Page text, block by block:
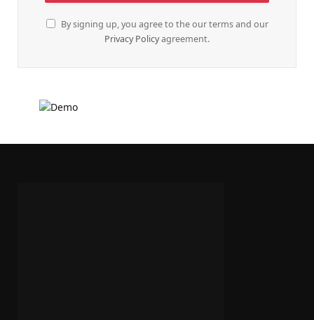
By signing up, you agree to the our terms and our
Privacy Policyagreement.